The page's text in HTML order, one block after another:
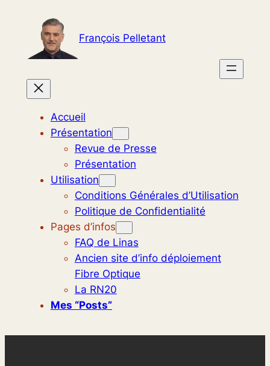
contenu
François Pelletant
Accueil
Présentation
Revue de Presse
Présentation
Utilisation
Conditions Générales d’Utilisation
Politique de Confidentialité
Pages d’infos
FAQ de Linas
Ancien site d’info déploiement
Fibre Optique
La RN20
Mes “posts”